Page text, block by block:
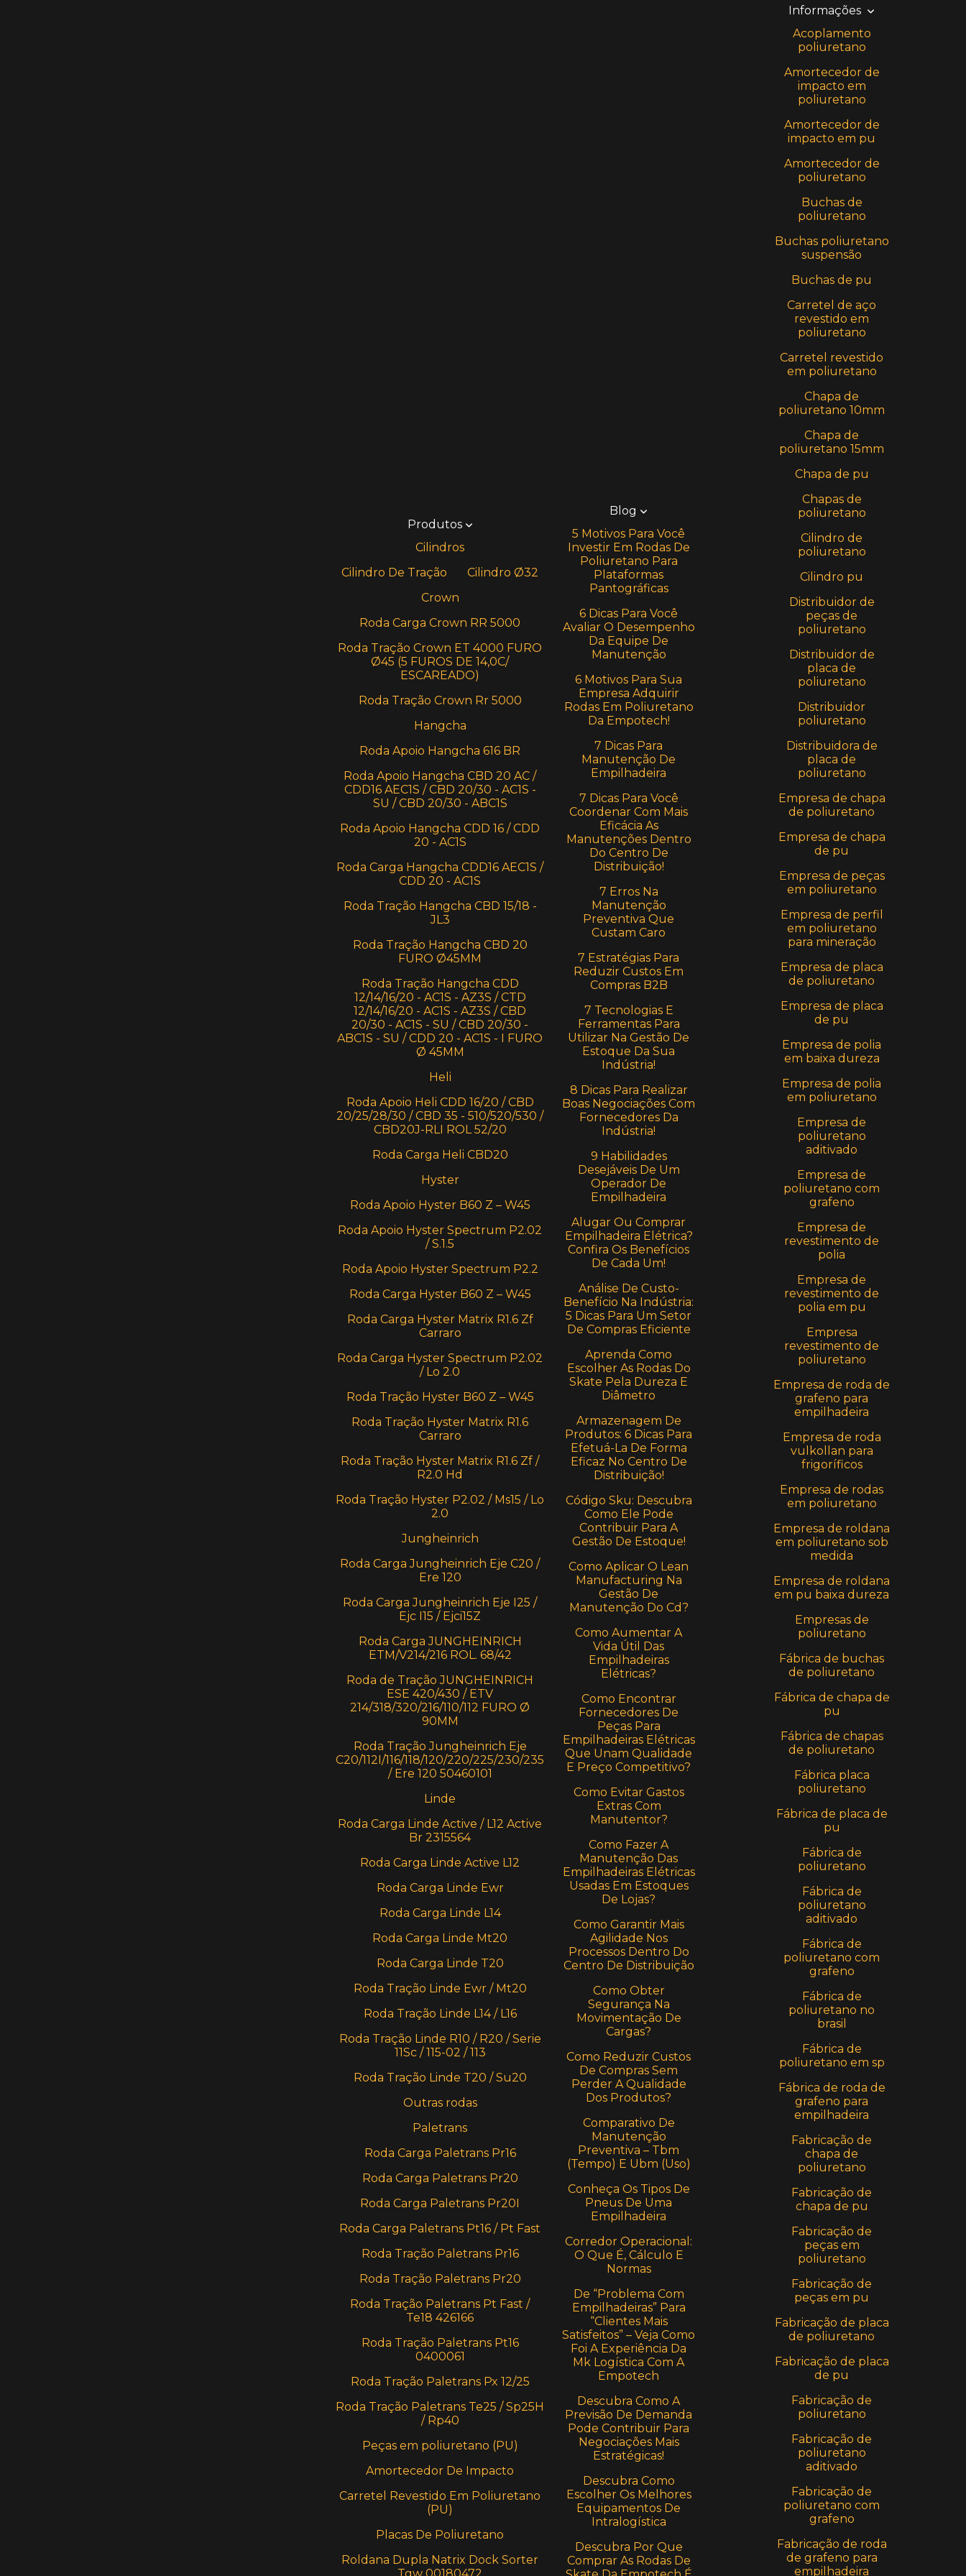
Produtos
Cilindros
Cilindro De Tração
Cilindro Ø32
Crown
Roda Carga Crown RR 5000
Roda Tração Crown ET 4000 FURO
Ø45 (5 FUROS DE 14,0C/
ESCAREADO)
Roda Tração Crown Rr 5000
Hangcha
Roda Apoio Hangcha 616 BR
Roda Apoio Hangcha CBD 20 AC /
CDD16 AEC1S / CBD 20/30 - AC1S -
SU / CBD 20/30 - ABC1S
Roda Apoio Hangcha CDD 16 / CDD
20 - AC1S
Roda Carga Hangcha CDD16 AEC1S /
CDD 20 - AC1S
Roda Tração Hangcha CBD 15/18 -
JL3
Roda Tração Hangcha CBD 20
FURO Ø45MM
Roda Tração Hangcha CDD
12/14/16/20 - AC1S - AZ3S / CTD
12/14/16/20 - AC1S - AZ3S / CBD
20/30 - AC1S - SU / CBD 20/30 -
ABC1S - SU / CDD 20 - AC1S - I FURO
Ø 45MM
Heli
Roda Apoio Heli CDD 16/20 / CBD
20/25/28/30 / CBD 35 - 510/520/530 /
CBD20J-RLI ROL 52/20
Roda Carga Heli CBD20
Hyster
Roda Apoio Hyster B60 Z – W45
Roda Apoio Hyster Spectrum P2.02
/ S.1.5
Roda Apoio Hyster Spectrum P2.2
Roda Carga Hyster B60 Z – W45
Roda Carga Hyster Matrix R1.6 Zf
Carraro
Roda Carga Hyster Spectrum P2.02
/ Lo 2.0
Roda Tração Hyster B60 Z – W45
Roda Tração Hyster Matrix R1.6
Carraro
Roda Tração Hyster Matrix R1.6 Zf /
R2.0 Hd
Roda Tração Hyster P2.02 / Ms15 / Lo
2.0
Jungheinrich
Roda Carga Jungheinrich Eje C20 /
Ere 120
Roda Carga Jungheinrich Eje I25 /
Ejc I15 / Ejci15Z
Roda Carga JUNGHEINRICH
ETM/V214/216 ROL. 68/42
Roda de Tração JUNGHEINRICH
ESE 420/430 / ETV
214/318/320/216/110/112 FURO Ø
90MM
Roda Tração Jungheinrich Eje
C20/112I/116/118/120/220/225/230/235
/ Ere 120 50460101
Linde
Roda Carga Linde Active / L12 Active
Br 2315564
Roda Carga Linde Active L12
Roda Carga Linde Ewr
Roda Carga Linde L14
Roda Carga Linde Mt20
Roda Carga Linde T20
Roda Tração Linde Ewr / Mt20
Roda Tração Linde L14 / L16
Roda Tração Linde R10 / R20 / Serie
11Sc / 115-02 / 113
Roda Tração Linde T20 / Su20
Outras rodas
Paletrans
Roda Carga Paletrans Pr16
Roda Carga Paletrans Pr20
Roda Carga Paletrans Pr20I
Roda Carga Paletrans Pt16 / Pt Fast
Roda Tração Paletrans Pr16
Roda Tração Paletrans Pr20
Roda Tração Paletrans Pt Fast /
Te18 426166
Roda Tração Paletrans Pt16
0400061
Roda Tração Paletrans Px 12/25
Roda Tração Paletrans Te25 / Sp25H
/ Rp40
Peças em poliuretano (PU)
Amortecedor De Impacto
Carretel Revestido Em Poliuretano
(PU)
Placas De Poliuretano
Roldana Dupla Natrix Dock Sorter
Tgw 00180472
Blog
5 Motivos Para Você
Investir Em Rodas De
Poliuretano Para
Plataformas
Pantográficas
6 Dicas Para Você
Avaliar O Desempenho
Da Equipe De
Manutenção
6 Motivos Para Sua
Empresa Adquirir
Rodas Em Poliuretano
Da Empotech!
7 Dicas Para
Manutenção De
Empilhadeira
7 Dicas Para Você
Coordenar Com Mais
Eficácia As
Manutenções Dentro
Do Centro De
Distribuição!
7 Erros Na
Manutenção
Preventiva Que
Custam Caro
7 Estratégias Para
Reduzir Custos Em
Compras B2B
7 Tecnologias E
Ferramentas Para
Utilizar Na Gestão De
Estoque Da Sua
Indústria!
8 Dicas Para Realizar
Boas Negociações Com
Fornecedores Da
Indústria!
9 Habilidades
Desejáveis De Um
Operador De
Empilhadeira
Alugar Ou Comprar
Empilhadeira Elétrica?
Confira Os Benefícios
De Cada Um!
Análise De Custo-
Benefício Na Indústria:
5 Dicas Para Um Setor
De Compras Eficiente
Aprenda Como
Escolher As Rodas Do
Skate Pela Dureza E
Diâmetro
Armazenagem De
Produtos: 6 Dicas Para
Efetuá-La De Forma
Eficaz No Centro De
Distribuição!
Código Sku: Descubra
Como Ele Pode
Contribuir Para A
Gestão De Estoque!
Como Aplicar O Lean
Manufacturing Na
Gestão De
Manutenção Do Cd?
Como Aumentar A
Vida Útil Das
Empilhadeiras
Elétricas?
Como Encontrar
Fornecedores De
Peças Para
Empilhadeiras Elétricas
Que Unam Qualidade
E Preço Competitivo?
Como Evitar Gastos
Extras Com
Manutentor?
Como Fazer A
Manutenção Das
Empilhadeiras Elétricas
Usadas Em Estoques
De Lojas?
Como Garantir Mais
Agilidade Nos
Processos Dentro Do
Centro De Distribuição
Como Obter
Segurança Na
Movimentação De
Cargas?
Como Reduzir Custos
De Compras Sem
Perder A Qualidade
Dos Produtos?
Comparativo De
Manutenção
Preventiva – Tbm
(Tempo) E Ubm (Uso)
Conheça Os Tipos De
Pneus De Uma
Empilhadeira
Corredor Operacional:
O Que É, Cálculo E
Normas
De “Problema Com
Empilhadeiras” Para
“Clientes Mais
Satisfeitos” – Veja Como
Foi A Experiência Da
Mk Logística Com A
Empotech
Descubra Como A
Previsão De Demanda
Pode Contribuir Para
Negociações Mais
Estratégicas!
Descubra Como
Escolher Os Melhores
Equipamentos De
Intralogística
Descubra Por Que
Comprar As Rodas De
Informações
Acoplamento
poliuretano
Amortecedor de
impacto em
poliuretano
Amortecedor de
impacto em pu
Amortecedor de
poliuretano
Buchas de
poliuretano
Buchas poliuretano
suspensão
Buchas de pu
Carretel de aço
revestido em
poliuretano
Carretel revestido
em poliuretano
Chapa de
poliuretano 10mm
Chapa de
poliuretano 15mm
Chapa de pu
Chapas de
poliuretano
Cilindro de
poliuretano
Cilindro pu
Distribuidor de
peças de
poliuretano
Distribuidor de
placa de
poliuretano
Distribuidor
poliuretano
Distribuidora de
placa de
poliuretano
Empresa de chapa
de poliuretano
Empresa de chapa
de pu
Empresa de peças
em poliuretano
Empresa de perfil
em poliuretano
para mineração
Empresa de placa
de poliuretano
Empresa de placa
de pu
Empresa de polia
em baixa dureza
Empresa de polia
em poliuretano
Empresa de
poliuretano
aditivado
Empresa de
poliuretano com
grafeno
Empresa de
revestimento de
polia
Empresa de
revestimento de
polia em pu
Empresa
revestimento de
poliuretano
Empresa de roda de
grafeno para
empilhadeira
Empresa de roda
vulkollan para
frigoríficos
Empresa de rodas
em poliuretano
Empresa de roldana
em poliuretano sob
medida
Empresa de roldana
em pu baixa dureza
Empresas de
poliuretano
Fábrica de buchas
de poliuretano
Fábrica de chapa de
pu
Fábrica de chapas
de poliuretano
Fábrica placa
poliuretano
Fábrica de placa de
pu
Fábrica de
poliuretano
Fábrica de
poliuretano
aditivado
Fábrica de
poliuretano com
grafeno
Fábrica de
poliuretano no
brasil
Fábrica de
poliuretano em sp
Fábrica de roda de
grafeno para
empilhadeira
Fabricação de
chapa de
poliuretano
Fabricação de
chapa de pu
Fabricação de
peças em
poliuretano
Fabricação de
peças em pu
Fabricação de placa
de poliuretano
Fabricação de placa
de pu
Fabricação de
poliuretano
Fabricação de
poliuretano
aditivado
Fabricação de
poliuretano com
grafeno
Fabricação de roda
de grafeno para
empilhadeira